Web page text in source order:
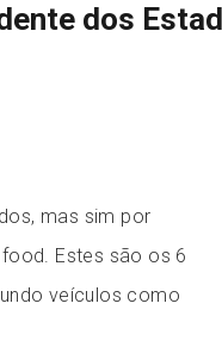
dos
mas sim por
Estes são os 6
veículos como